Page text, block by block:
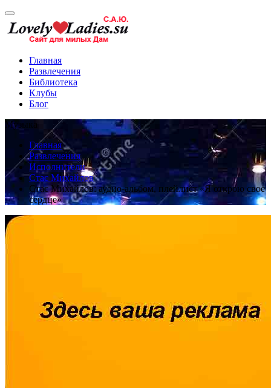
Главная
Развлечения
Библиотека
Клубы
Блог
Музыка
Главная
Развлечения
Исполнители
Стас Михайлов
Стас Михайлов: аудио-альбом, плейлист «Я открою своё
сердце»